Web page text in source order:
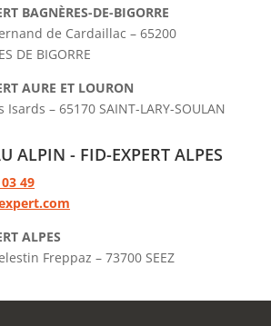
BAGNÈRES-DE-BIGORRE
de Cardaillac – 65200
DE BIGORRE
AURE ET LOURON
Isards – 65170 SAINT-LARY-SOULAN
ALPIN - FID-EXPERT ALPES
49
ALPES
Freppaz – 73700 SEEZ